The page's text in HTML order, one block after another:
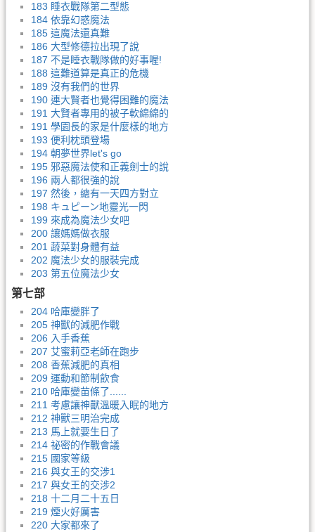
183 睡衣戰隊第二型態
184 依靠幻惑魔法
185 這魔法還真難
186 大型修德拉出現了說
187 不是睡衣戰隊做的好事喔!
188 這難道算是真正的危機
189 沒有我們的世界
190 連大賢者也覺得困難的魔法
191 大賢者專用的被子軟綿綿的
191 學園長的家是什麼樣的地方
193 便利枕頭登場
194 朝夢世界let's go
195 邪惡魔法使和正義劍士的說
196 兩人都很強的說
197 然後，總有一天四方對立
198 キュピーン地靈光一閃
199 來成為魔法少女吧
200 讓媽媽做衣服
201 蔬菜對身體有益
202 魔法少女的服裝完成
203 第五位魔法少女
第七部
204 哈庫變胖了
205 神獸的減肥作戰
206 入手香蕉
207 艾蜜莉亞老師在跑步
208 香蕉減肥的真相
209 運動和節制飲食
210 哈庫變苗條了......
211 考慮讓神獸溫暖入眠的地方
212 神獸三明治完成
213 馬上就要生日了
214 祕密的作戰會議
215 國家等級
216 與女王的交涉1
217 與女王的交涉2
218 十二月二十五日
219 煙火好厲害
220 大家都來了